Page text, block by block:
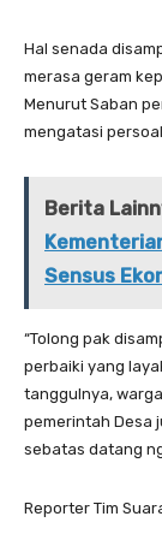
Hal senada
merasa geram
Menurut Saban
mengatasi
Berita
Sensus
“Tolong pak
perbaiki yang
tanggulnya,
pemerintah Desa
sebatas datang
Reporter Tim